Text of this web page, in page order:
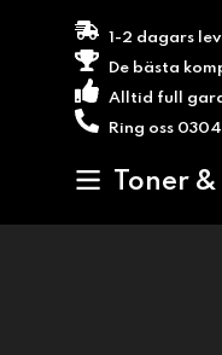
1-2 dagars
De bästa
Alltid full
Ring oss
Toner